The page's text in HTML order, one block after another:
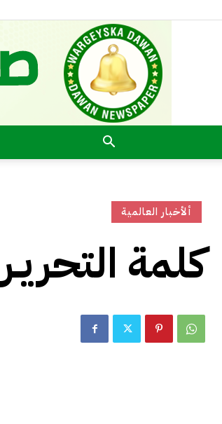
ألأخبار العالمية
كلمة التحريـر